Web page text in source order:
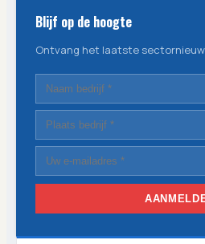
Blijf op de hoogte
Ontvang het laatste